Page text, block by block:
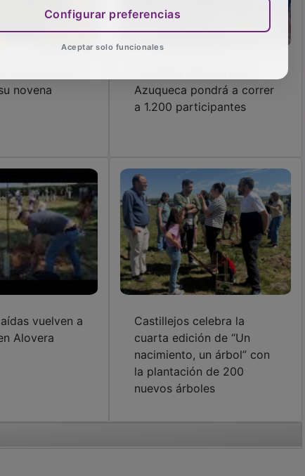
novena
Azuqueca pondrá a correr
a 1.200 participantes
vuelven a
Alovera
Castillejos celebra la
cuarta edición de “Un
nacimiento, un árbol” con
la plantación de 200
nuevos árboles
Configurar preferencias
Aceptar solo funcionales